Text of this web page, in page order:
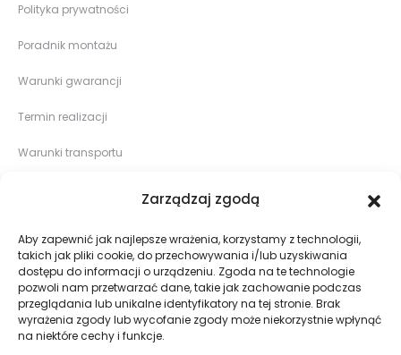
Zarządzaj zgodą
Aby zapewnić jak najlepsze wrażenia, korzystamy z technologii,
takich jak pliki cookie, do przechowywania i/lub uzyskiwania
dostępu do informacji o urządzeniu. Zgoda na te technologie
pozwoli nam przetwarzać dane, takie jak zachowanie podczas
przeglądania lub unikalne identyfikatory na tej stronie. Brak
wyrażenia zgody lub wycofanie zgody może niekorzystnie wpłynąć
na niektóre cechy i funkcje.
Polityka prywatności
Poradnik montażu
Warunki gwarancji
Termin realizacji
Warunki transportu
O nas
Sklep
Realizacje